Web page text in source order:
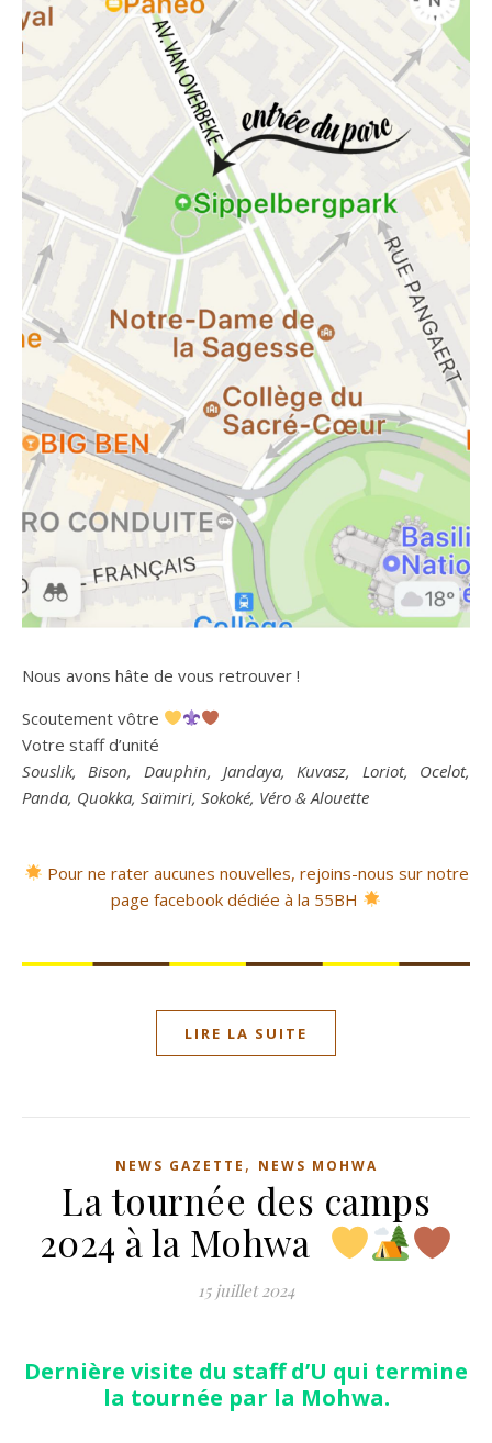
Nous avons hâte de vous retrouver !
Scoutement vôtre
Votre staff d’unité
Souslik, Bison, Dauphin, Jandaya, Kuvasz, Loriot, Ocelot,
Panda, Quokka, Saïmiri, Sokoké, Véro & Alouette
Pour ne rater aucunes nouvelles, rejoins-nous sur notre
page facebook dédiée à la 55BH
LIRE LA SUITE
NEWS GAZETTE , NEWS MOHWA
La tournée des camps
2024 à la Mohwa
15 juillet 2024
Dernière visite du staff d’U qui termine
la tournée par la Mohwa.